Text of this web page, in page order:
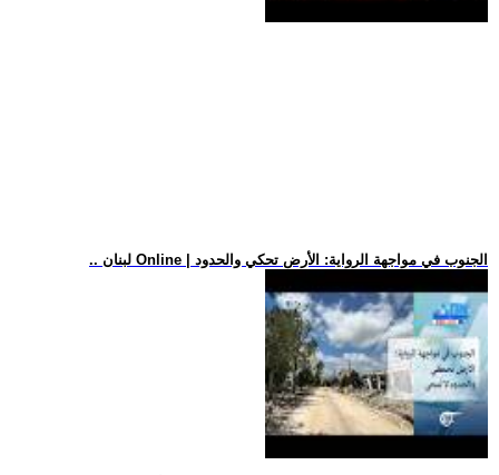
.. لبنان Online | الجنوب في مواجهة الرواية: الأرض تحكي والحدود